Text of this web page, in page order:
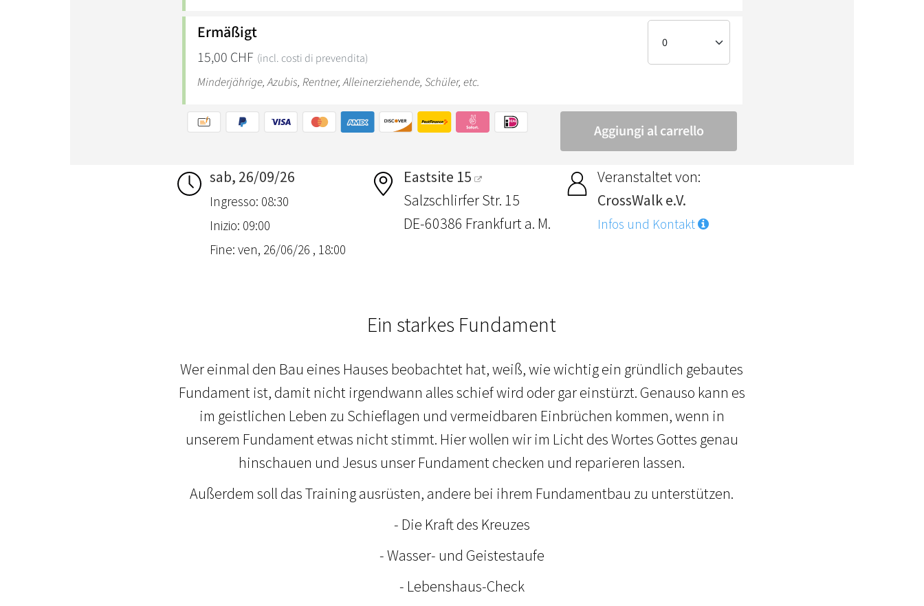
sab, 26/09/26
Ingresso: 08:30
Inizio: 09:00
Fine: ven, 26/06/26 , 18:00
Eastsite 15
Salzschlirfer Str. 15
DE-60386 Frankfurt a. M.
Veranstaltet von:
CrossWalk e.V.
Infos und Kontakt
Ein starkes Fundament
Wer einmal den Bau eines Hauses beobachtet hat, weiß, wie wichtig ein gründlich gebautes
Fundament ist, damit nicht irgendwann alles schief wird oder gar einstürzt. Genauso kann es
im geistlichen Leben zu Schieflagen und vermeidbaren Einbrüchen kommen, wenn in
unserem Fundament etwas nicht stimmt. Hier wollen wir im Licht des Wortes Gottes genau
hinschauen und Jesus unser Fundament checken und reparieren lassen.
Außerdem soll das Training ausrüsten, andere bei ihrem Fundamentbau zu unterstützen.
- Die Kraft des Kreuzes
- Wasser- und Geistestaufe
- Lebenshaus-Check